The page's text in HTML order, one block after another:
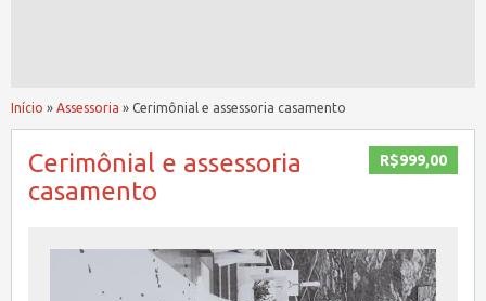
Início » Assessoria » Cerimônial e assessoria casamento
R$999,00
Cerimônial e assessoria
casamento